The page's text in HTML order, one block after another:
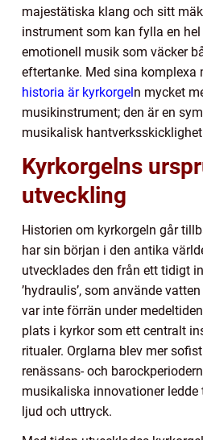
majestätiska klang och sitt
instrument som kan fylla en
emotionell musik som väcker
eftertanke. Med sina komplexa
historia är kyrkorgeln mycket
musikinstrument; den är en
musikalisk
Kyrkorgelns
utveckling
Historien om kyrkorgeln går
har sin början i den antika
utvecklades den från ett tidigt
’hydraulis’, som använde
var inte förrän under
plats i kyrkor som ett centralt
ritualer. Orglarna blev mer
renässans- och
musikaliska innovationer
ljud och uttryck.